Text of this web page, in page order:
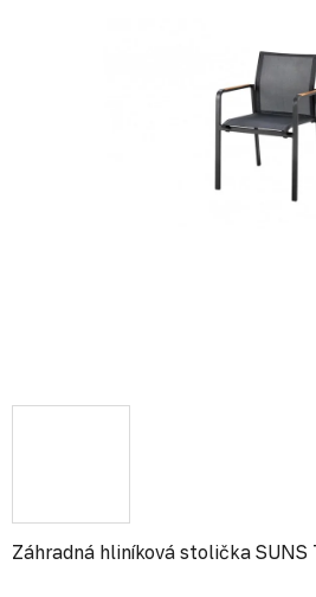
Záhradná hliníková stolička